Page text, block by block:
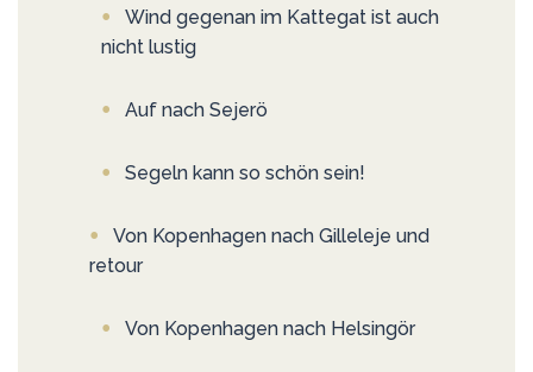
Wind gegenan im Kattegat ist auch
nicht lustig
Auf nach Sejerö
Segeln kann so schön sein!
Von Kopenhagen nach Gilleleje und
retour
Von Kopenhagen nach Helsingör